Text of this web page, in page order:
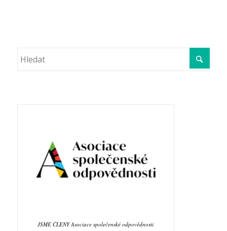
JSME ČLENY Asociace společenské odpovědnosti